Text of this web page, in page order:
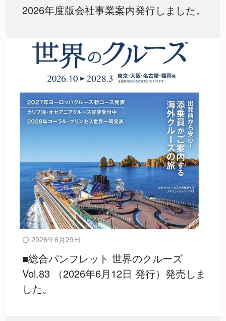
2026年度版会社事業案内発行しました。
2026年6月29日
■総合パンフレット 世界のクルーズ
Vol.83 （2026年6月12日 発行）発売しま
した。